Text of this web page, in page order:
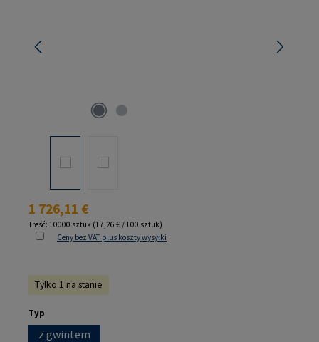
Cena regularna:
1 726,11 €
Treść: 10000 sztuk (17,26 € / 100 sztuk)
Ceny bez VAT plus koszty wysyłki
Tylko 1 na stanie
Wybierz
Typ
z gwintem